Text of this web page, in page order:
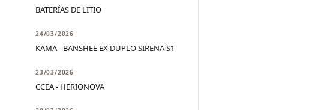
BATERÍAS DE LITIO
24/03/2026
KAMA - BANSHEE EX DUPLO SIRENA S1
23/03/2026
CCEA - HERIONOVA